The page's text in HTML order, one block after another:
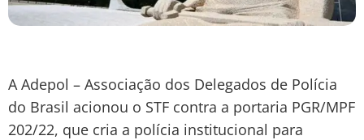
A Adepol – Associação dos Delegados de Polícia
do Brasil acionou o STF contra a portaria PGR/MPF
202/22, que cria a polícia institucional para